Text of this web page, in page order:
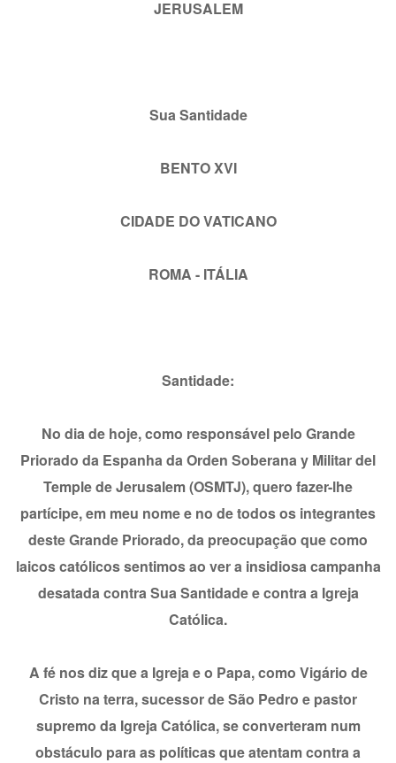
JERUSALEM
Sua Santidade
BENTO XVI
CIDADE DO VATICANO
ROMA - ITÁLIA
Santidade:
No dia de hoje, como responsável pelo Grande
Priorado da Espanha da Orden Soberana y Militar del
Temple de Jerusalem (OSMTJ), quero fazer-lhe
partícipe, em meu nome e no de todos os integrantes
deste Grande Priorado, da preocupação que como
laicos católicos sentimos ao ver a insidiosa campanha
desatada contra Sua Santidade e contra a Igreja
Católica.
A fé nos diz que a Igreja e o Papa, como Vigário de
Cristo na terra, sucessor de São Pedro e pastor
supremo da Igreja Católica, se converteram num
obstáculo para as políticas que atentam contra a